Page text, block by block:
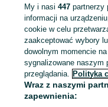
Zaloguj się / Załóż
My i nasi447 partnerzy
informacji na
cookie w celu
zaakceptować wybory
dowolnym momencie
sygnalizowane naszym
przeglądania. Polityka
Wraz z naszymi
zapewnienia: